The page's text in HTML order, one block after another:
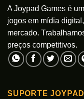
A Joypad Games é
jogos em mídia
mercado.
preços competitivos.
SUPORTE